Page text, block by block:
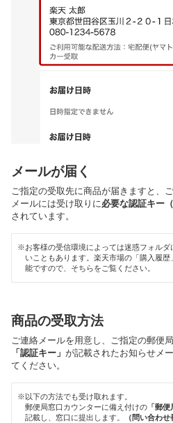
メールが届く
ご指定の受取先に商品が届きますと、
メールには受け取りに必要な認証キー
されています。
※お客様の受信環境によっては迷惑フォルダ
いこともあります。楽天市場の「購入履
能ですので、そちらをご覧ください。
商品の受取方法
ご連絡メールを用意し、ご指定の郵便
「認証キー」 が記載されたお知らせメ
てください。
※以下の方法でも受け取れます。
郵便局窓口カウンターに備え付けの 「郵
記載し、窓口に提出します。
（問い合わ